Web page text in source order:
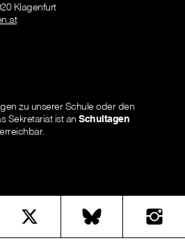
Klagenfurt
zu unserer Schule oder den
Sekretariat ist an Schultagen
erreichbar.